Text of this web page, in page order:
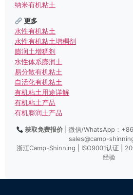
纳米有机粘土
更多
水性有机粘土
水性有机粘土增稠剂
膨润土增稠剂
水性体系膨润土
易分散有机粘土
自活化有机粘土
有机粘土用途详解
有机粘土产品
有机膨润土产品
获取免费报价 | 微信/WhatsApp：
sales@camp-
浙江Camp-Shinning | ISO9001认证 |
经验